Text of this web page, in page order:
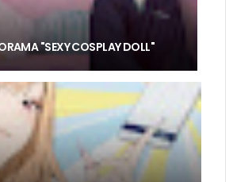
"SEXY COSPLAY DOLL"